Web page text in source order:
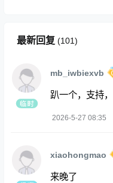
最新回复 (101)
mb_iwbiexvb
趴一个，支持
2026-5-27 08:35
xiaohongmao
来晚了